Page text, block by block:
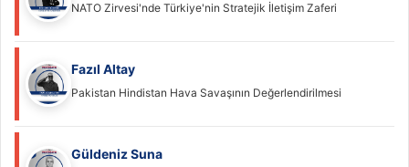
NATO Zirvesi'nde Türkiye'nin Stratejik İletişim Zaferi
Fazıl Altay
Pakistan Hindistan Hava Savaşının Değerlendirilmesi
Güldeniz Suna